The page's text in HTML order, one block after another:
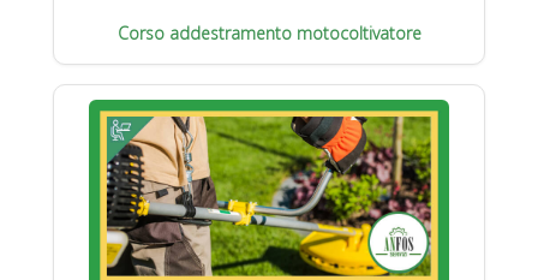
Corso addestramento motocoltivatore